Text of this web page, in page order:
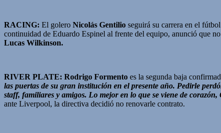
RACING: El golero Nicolás Gentilio seguirá su carrera en el
continuidad de Eduardo Espinel al frente del equipo, anunció que
Lucas Wilkinson.
RIVER PLATE: Rodrigo Formento es la segunda baja
las puertas de su gran institución en el presente año. Pedirle
staff, familiares y amigos. Lo mejor en lo que se viene de corazón,
ante Liverpool, la directiva decidió no renovarle contrato.